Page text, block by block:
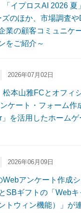
「イプロスAI 2026 夏
のほか、市場調査や
業の顧客コミュニケ
をご紹介～
2026年07月02日
松本山雅FCとオフィ
ケート・フォーム作
を活用したホーム
2026年06月09日
Webアンケート作成
SBギフトの「Webキ
トウィン機能）」が